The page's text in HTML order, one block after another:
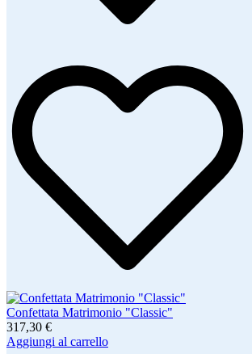
Confettata Matrimonio "Classic"
317,30 €
Aggiungi al carrello